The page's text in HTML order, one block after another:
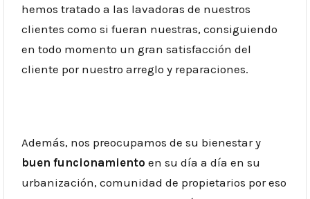
hemos tratado a las lavadoras de nuestros
clientes como si fueran nuestras, consiguiendo
en todo momento un gran satisfacción del
cliente por nuestro arreglo y reparaciones.
Además, nos preocupamos de su bienestar y
buen funcionamiento en su día a día en su
urbanización, comunidad de propietarios por eso